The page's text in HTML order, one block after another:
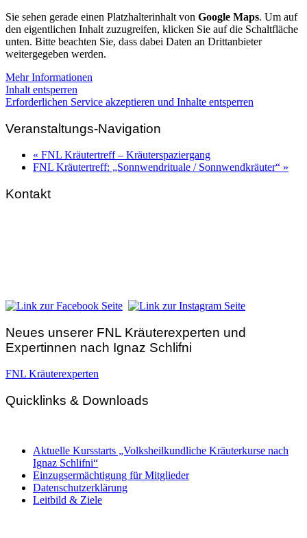
Sie sehen gerade einen Platzhalterinhalt von Google Maps. Um auf
den eigentlichen Inhalt zuzugreifen, klicken Sie auf die Schaltfläche
unten. Bitte beachten Sie, dass dabei Daten an Drittanbieter
weitergegeben werden.
Mehr Informationen
Inhalt entsperren
Erforderlichen Service akzeptieren und Inhalte entsperren
Veranstaltungs-Navigation
« FNL Kräutertreff – Kräuterspaziergang
FNL Kräutertreff: „Sonnwendrituale / Sonnwendkräuter“ »
Kontakt
Neues unserer FNL Kräuterexperten und
Expertinnen nach Ignaz Schlifni
FNL Kräuterexperten
Quicklinks & Downloads
Aktuelle Kursstarts „Volksheilkundliche Kräuterkurse nach
Ignaz Schlifni“
Einzugsermächtigung für Mitglieder
Datenschutzerklärung
Leitbild & Ziele